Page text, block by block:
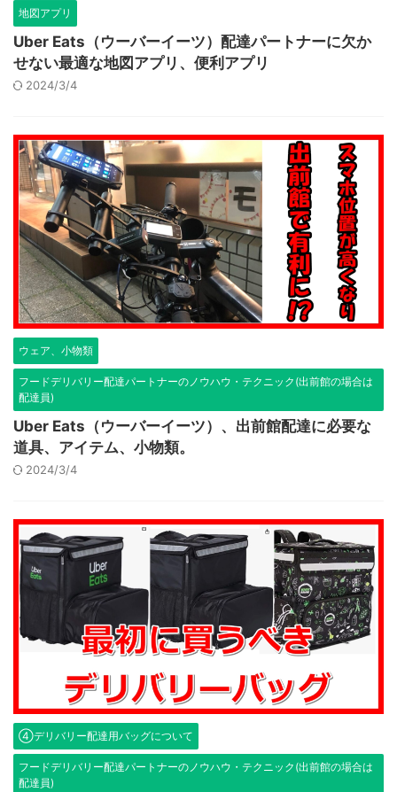
地図アプリ
Uber Eats（ウーバーイーツ）配達パートナーに欠か
せない最適な地図アプリ、便利アプリ
2024/3/4
ウェア、小物類
フードデリバリー配達パートナーのノウハウ・テクニック(出前館の場合は
配達員)
Uber Eats（ウーバーイーツ）、出前館配達に必要な
道具、アイテム、小物類。
2024/3/4
④デリバリー配達用バッグについて
フードデリバリー配達パートナーのノウハウ・テクニック(出前館の場合は
配達員)